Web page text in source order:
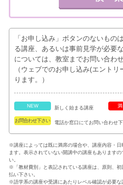
「お申し込み」ボタンのないもの
る講座、あるいは事前見学が必要
については、教室までお問い合わせ
（ウェブでのお申し込み(エント
ります。）
NEW 新しく始まる講座
お問合わせ下さい 電話か窓口にてお問い合わせ下
※講座によっては既に満席の場合や、講座内容・
ます。表示されていない開講中の講座もあります
い。
※「教材費別」と表記されている講座は、原則、
払い下さい。
※語学系の講座や受講にあたりレベル確認が必要